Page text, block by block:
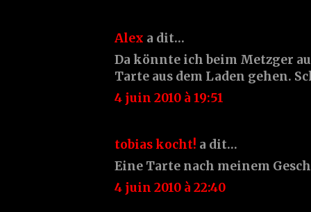
Alex a dit…
Da könnte ich beim Metzger
Tarte aus dem Laden gehen.
4 juin 2010 à 19:51
tobias kocht! a dit…
Eine Tarte nach meinem
4 juin 2010 à 22:40